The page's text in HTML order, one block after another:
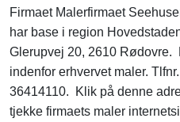
Firmaet Malerfirmaet
har base i region
Glerupvej 20, 2610 Rødovre.
indenfor erhvervet maler.
36414110. Klik på denne
tjekke firmaets maler